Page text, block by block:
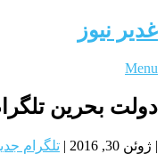
غدیر نیوز
Menu
دولت بحرین
| ژوئن 30, 2016 | تلگرام